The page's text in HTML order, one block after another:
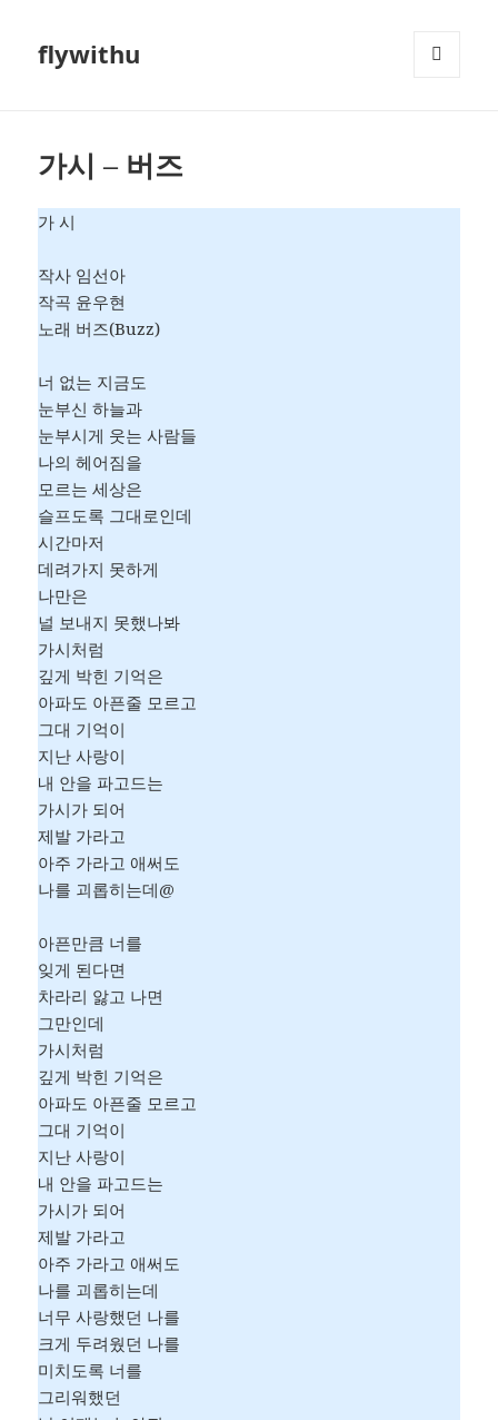
flywithu
가시 – 버즈
가 시
작사 임선아
작곡 윤우현
노래 버즈(Buzz)
너 없는 지금도
눈부신 하늘과
눈부시게 웃는 사람들
나의 헤어짐을
모르는 세상은
슬프도록 그대로인데
시간마저
데려가지 못하게
나만은
널 보내지 못했나봐
가시처럼
깊게 박힌 기억은
아파도 아픈줄 모르고
그대 기억이
지난 사랑이
내 안을 파고드는
가시가 되어
제발 가라고
아주 가라고 애써도
나를 괴롭히는데@
아픈만큼 너를
잊게 된다면
차라리 앓고 나면
그만인데
가시처럼
깊게 박힌 기억은
아파도 아픈줄 모르고
그대 기억이
지난 사랑이
내 안을 파고드는
가시가 되어
제발 가라고
아주 가라고 애써도
나를 괴롭히는데
너무 사랑했던 나를
크게 두려웠던 나를
미치도록 너를
그리워했던